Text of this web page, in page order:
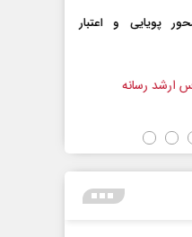
دروازه‌بانی اندوه در مسیر امید